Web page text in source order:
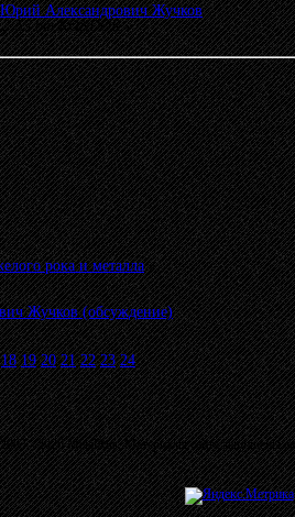
Александрович Жучков.
от KONDOR»
рока и металла»
Жучков (обсуждение)
18 19 20 21 22 23 24
- 2026 MetalRus. Материалы сайта защищены